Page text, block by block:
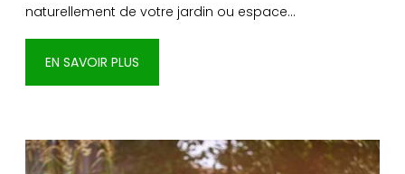
naturellement de votre jardin ou espace…
EN SAVOIR PLUS